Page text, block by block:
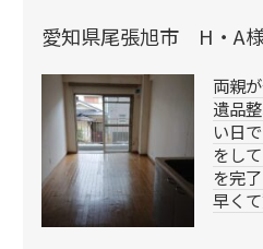
愛知県尾張旭市 H・A
両親
遺品
い日
をし
を完
早く